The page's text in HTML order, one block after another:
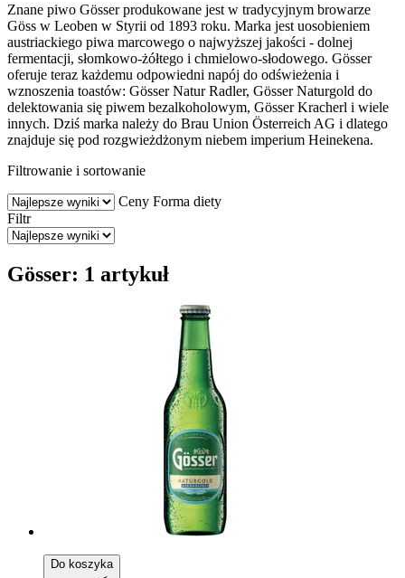
Znane piwo Gösser produkowane jest w tradycyjnym browarze
Göss w Leoben w Styrii od 1893 roku. Marka jest uosobieniem
austriackiego piwa marcowego o najwyższej jakości - dolnej
fermentacji, słomkowo-żółtego i chmielowo-słodowego. Gösser
oferuje teraz każdemu odpowiedni napój do odświeżenia i
wznoszenia toastów: Gösser Natur Radler, Gösser Naturgold do
delektowania się piwem bezalkoholowym, Gösser Kracherl i wiele
innych. Dziś marka należy do Brau Union Österreich AG i dlatego
znajduje się pod rozgwieżdżonym niebem imperium Heinekena.
Filtrowanie i sortowanie
Ceny Forma diety
Filtr
Gösser: 1 artykuł
Do koszyka